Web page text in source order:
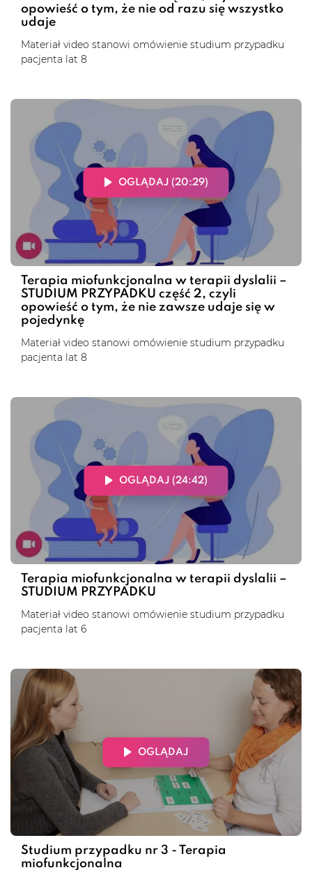
opowieść o tym, że nie od razu się wszystko
udaje
Materiał video stanowi omówienie studium przypadku
pacjenta lat 8
OGLĄDAJ (20:29)
Terapia miofunkcjonalna w terapii dyslalii –
STUDIUM PRZYPADKU część 2, czyli
opowieść o tym, że nie zawsze udaje się w
pojedynkę
Materiał video stanowi omówienie studium przypadku
pacjenta lat 8
OGLĄDAJ (24:42)
Terapia miofunkcjonalna w terapii dyslalii –
STUDIUM PRZYPADKU
Materiał video stanowi omówienie studium przypadku
pacjenta lat 6
OGLĄDAJ
Studium przypadku nr 3 - Terapia
miofunkcjonalna